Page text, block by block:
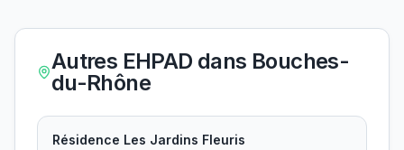
Autres EHPAD dans Bouches-
du-Rhône
Résidence Les Jardins Fleuris